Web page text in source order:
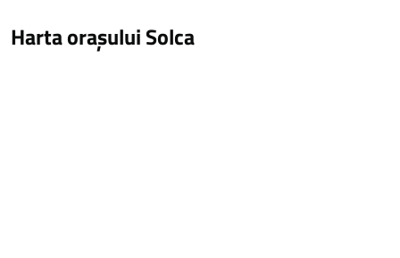
Harta orașului Solca